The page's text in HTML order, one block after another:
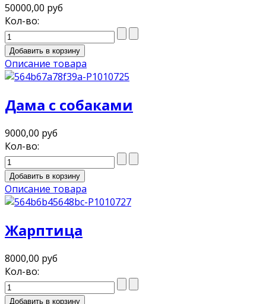
50000,00 руб
Кол-во:
Описание товара
Дама с собаками
9000,00 руб
Кол-во:
Описание товара
Жарптица
8000,00 руб
Кол-во: